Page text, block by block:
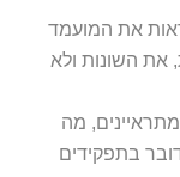
את המועמד
השונות ולא
מה
בתפקידים